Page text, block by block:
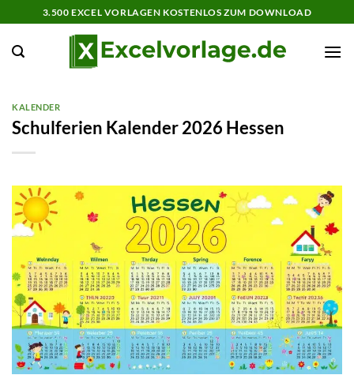
Inhalt
springen
3.500 EXCEL VORLAGEN KOSTENLOS ZUM DOWNLOAD
KALENDER
Schulferien Kalender 2026 Hessen